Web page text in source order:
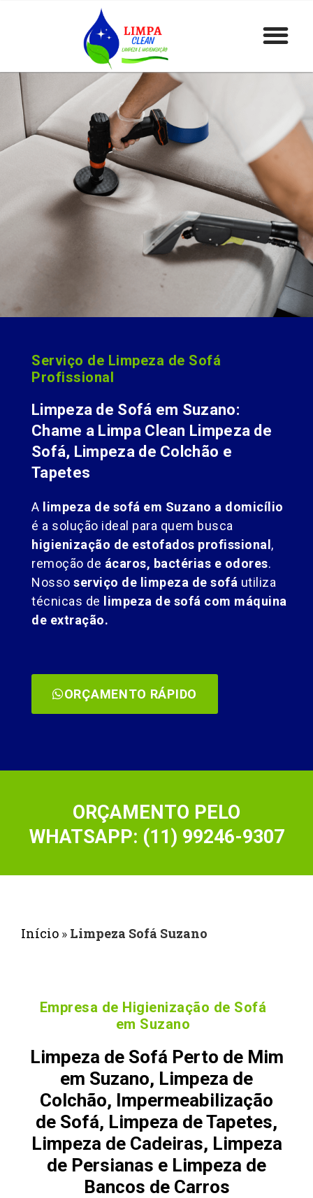
Serviço de Limpeza de Sofá
Profissional
Limpeza de Sofá em Suzano:
Chame a Limpa Clean Limpeza de
Sofá, Limpeza de Colchão e
Tapetes
A limpeza de sofá em Suzano a domicílio
é a solução ideal para quem busca
higienização de estofados profissional,
remoção de ácaros, bactérias e odores.
Nosso serviço de limpeza de sofá utiliza
técnicas de limpeza de sofá com máquina
de extração.
ORÇAMENTO RÁPIDO
ORÇAMENTO PELO
WHATSAPP: (11) 99246-9307
Início » Limpeza Sofá Suzano
Empresa de Higienização de Sofá
em Suzano
Limpeza de Sofá Perto de Mim
em Suzano, Limpeza de
Colchão, Impermeabilização
de Sofá, Limpeza de Tapetes,
Limpeza de Cadeiras, Limpeza
de Persianas e Limpeza de
Bancos de Carros